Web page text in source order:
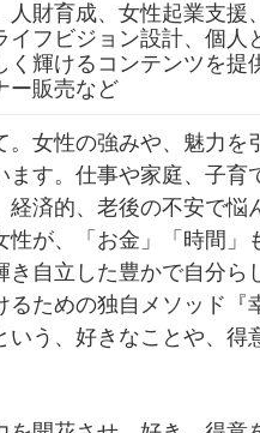
人財育成、女性起業支援、
イフビジョン設計、個人
く輝けるコンテンツを提
ー販売など
。女性の強みや、魅力を
ます。仕事や家庭、子育
経済的、老後の不安で
性が、「お金」「時間
き自立した豊かで自分
るための独自メソッド
いう、好きなことや、得